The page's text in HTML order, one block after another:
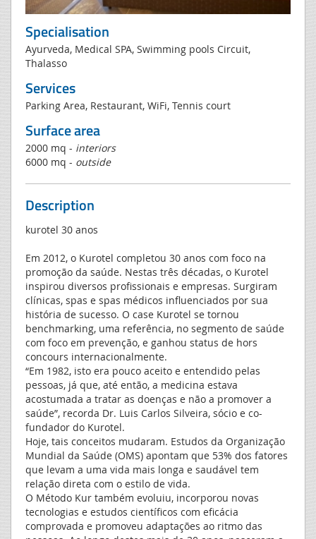
Specialisation
Ayurveda, Medical SPA, Swimming pools Circuit,
Thalasso
Services
Parking Area, Restaurant, WiFi, Tennis court
Surface area
2000 mq - interiors
6000 mq - outside
Description
kurotel 30 anos
Em 2012, o Kurotel completou 30 anos com foco na
promoção da saúde. Nestas três décadas, o Kurotel
inspirou diversos profissionais e empresas. Surgiram
clínicas, spas e spas médicos influenciados por sua
história de sucesso. O case Kurotel se tornou
benchmarking, uma referência, no segmento de saúde
com foco em prevenção, e ganhou status de hors
concours internacionalmente.
“Em 1982, isto era pouco aceito e entendido pelas
pessoas, já que, até então, a medicina estava
acostumada a tratar as doenças e não a promover a
saúde”, recorda Dr. Luis Carlos Silveira, sócio e co-
fundador do Kurotel.
Hoje, tais conceitos mudaram. Estudos da Organização
Mundial da Saúde (OMS) apontam que 53% dos fatores
que levam a uma vida mais longa e saudável tem
relação direta com o estilo de vida.
O Método Kur também evoluiu, incorporou novas
tecnologias e estudos científicos com eficácia
comprovada e promoveu adaptações ao ritmo das